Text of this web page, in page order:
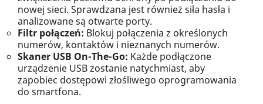
nowej sieci. Sprawdzana jest również siła hasła i
analizowane są otwarte porty.
Filtr połączeń: Blokuj połączenia z określonych
numerów, kontaktów i nieznanych numerów.
Skaner USB On-The-Go: Każde podłączone
urządzenie USB zostanie natychmiast, aby
zapobiec dostępowi złośliwego oprogramowania
do smartfona.